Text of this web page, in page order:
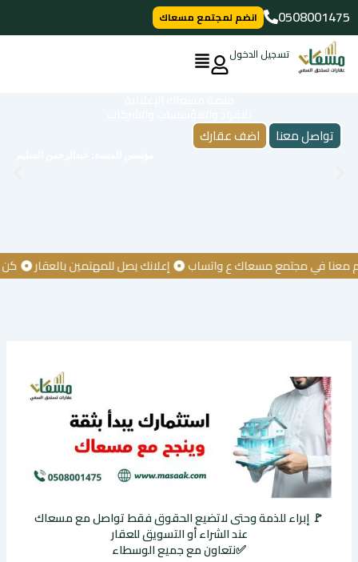
تخطي
إلى
المحتوى
0508001475
انضم لمجتمع مسعاك
تسجيل الدخول
تواصل معنا اضف عقارك
في مجتمع مسعاك ع واتساب إعلانك يصل للمهتمين بالعقار كن أول
🚩 إبراء للذمة وحتى لاتضيع الحقوق فقط تواصل مع مسعاك
عند الشراء أو التسويق للعقار
✅نتعاون مع جميع الوسطاء